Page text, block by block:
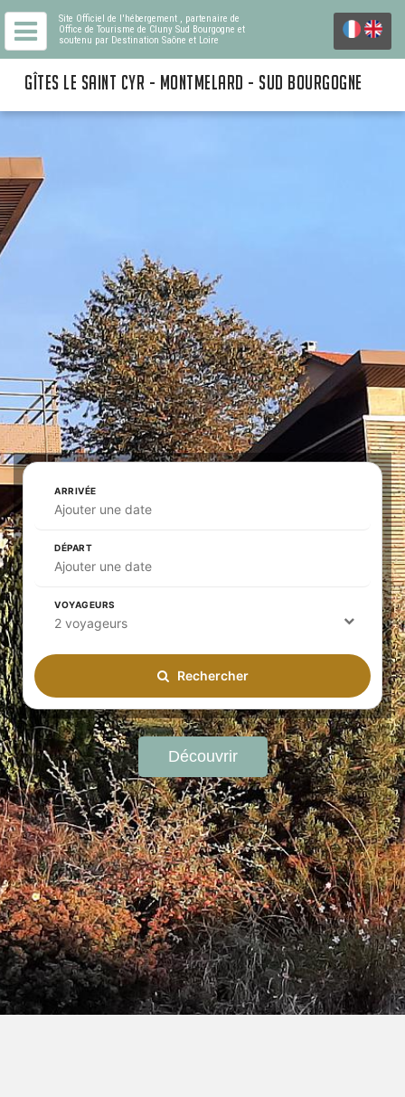
Site Officiel de l'hébergement , partenaire de
Office de Tourisme de Cluny Sud Bourgogne et
soutenu par Destination Saône et Loire
GÎTES LE SAINT CYR - MONTMELARD - SUD BOURGOGNE
ARRIVÉE
Ajouter une date
DÉPART
Ajouter une date
VOYAGEURS
2 voyageurs
Rechercher
Découvrir